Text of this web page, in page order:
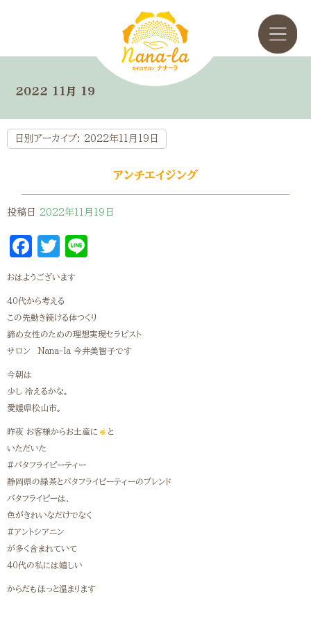
2022 11月 19
日別アーカイブ: 2022年11月19日
アンチエイジング
投稿日 2022年11月19日
Facebook
Twitter
おはようございます
40代から考える
この先動き続ける体つくり
諦め女性のための理想実現セラピスト
サロン Nana-la 今井美智子です
今朝は
少し 冷えるかな。
愛媛県松山市。
昨夜 お客様からお土産に
と
いただいた
#バタフライピーティー
静岡県の緑茶とバタフライピーティーのブレンド
バタフライピーは、
色がきれいなだけでなく
#アントシアニン
が多く含まれていて
40代の私には嬉しい
からだもほっと温まります